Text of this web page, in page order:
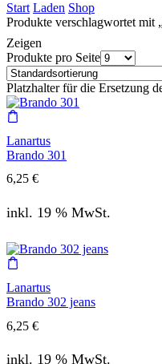
Start Laden Shop
Produkte verschlagwortet mit
Zeigen
Produkte pro Seite
Platzhalter für die Ersetzung
Lanartus
Brando 301
6,25 €
inkl. 19 % MwSt.
Lanartus
Brando 302 jeans
6,25 €
inkl. 19 % MwSt.